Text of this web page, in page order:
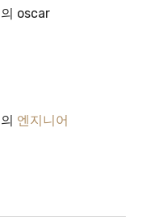
의 oscar
의 엔지니어